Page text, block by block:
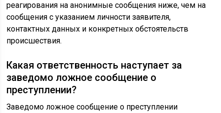
реагирования на анонимные сообщения ниже, чем на
сообщения с указанием личности заявителя,
контактных данных и конкретных обстоятельств
происшествия.
Какая ответственность наступает за
заведомо ложное сообщение о
преступлении?
Заведомо ложное сообщение о преступлении